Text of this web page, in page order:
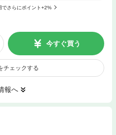
でさらにポイント+2%
今すぐ買う
チェックする
報へ